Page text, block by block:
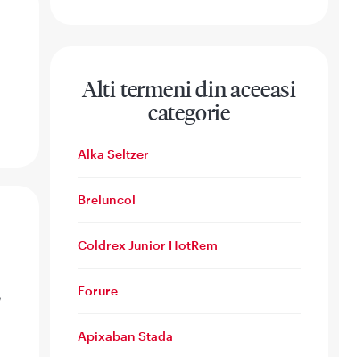
Alti termeni din aceeasi
categorie
Alka Seltzer
Breluncol
Coldrex Junior HotRem
Forure
Apixaban Stada